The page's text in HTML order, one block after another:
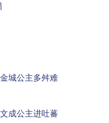
城公主多舛难
成公主进吐蕃